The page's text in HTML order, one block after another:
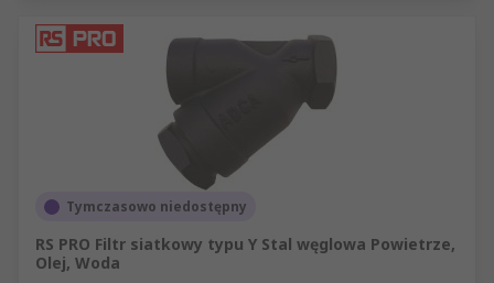
Tymczasowo niedostępny
RS PRO Filtr siatkowy typu Y Stal węglowa Powietrze,
Olej, Woda